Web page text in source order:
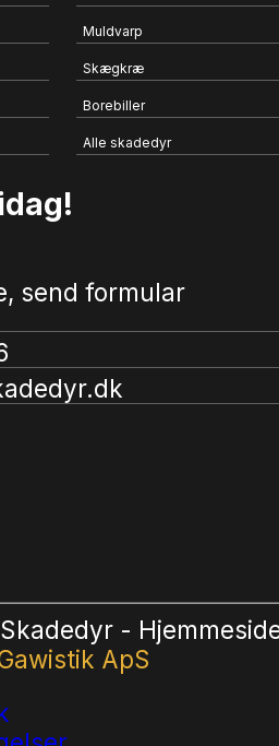
Muldvarp
Skægkræ
Borebiller
Alle skadedyr
send formular
-
ApS